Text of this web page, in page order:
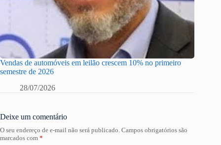
Vendas de automóveis em leilão crescem 10% no primeiro
semestre de 2026
28/07/2026
Deixe um comentário
O seu endereço de e-mail não será publicado. Campos obrigatórios são
marcados com *